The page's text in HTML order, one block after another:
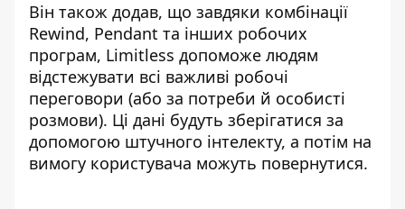
Він також додав, що завдяки комбінації
Rewind, Pendant та інших робочих
програм, Limitless допоможе людям
відстежувати всі важливі робочі
переговори (або за потреби й особисті
розмови). Ці дані будуть зберігатися за
допомогою штучного інтелекту, а потім на
вимогу користувача можуть повернутися.